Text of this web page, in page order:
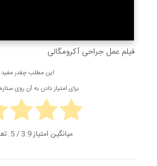
فیلم عمل جراحی آکرومگالی
این مطلب چقدر مفید
برای امتیاز دادن به آن روی
میانگین امتیاز3.9/ 5. تعداد آرا: